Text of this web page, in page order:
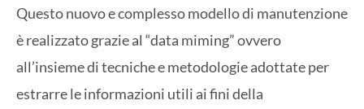
Questo nuovo e complesso modello di manutenzione
è realizzato grazie al “data miming” ovvero
all’insieme di tecniche e metodologie adottate per
estrarre le informazioni utili ai fini della